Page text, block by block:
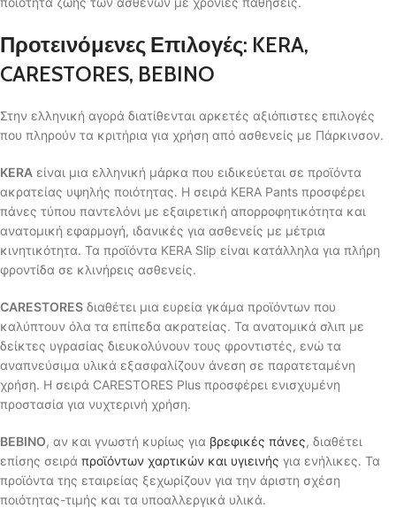
Προτεινόμενες Επιλογές: KERA,
CARESTORES, BEBINO
Στην ελληνική αγορά διατίθενται αρκετές αξιόπιστες επιλογές
που πληρούν τα κριτήρια για χρήση από ασθενείς με Πάρκινσον.
KERA είναι μια ελληνική μάρκα που ειδικεύεται σε προϊόντα
ακρατείας υψηλής ποιότητας. Η σειρά KERA Pants προσφέρει
πάνες τύπου παντελόνι με εξαιρετική απορροφητικότητα και
ανατομική εφαρμογή, ιδανικές για ασθενείς με μέτρια
κινητικότητα. Τα προϊόντα KERA Slip είναι κατάλληλα για πλήρη
φροντίδα σε κλινήρεις ασθενείς.
CARESTORES διαθέτει μια ευρεία γκάμα προϊόντων που
καλύπτουν όλα τα επίπεδα ακρατείας. Τα ανατομικά σλιπ με
δείκτες υγρασίας διευκολύνουν τους φροντιστές, ενώ τα
αναπνεύσιμα υλικά εξασφαλίζουν άνεση σε παρατεταμένη
χρήση. Η σειρά CARESTORES Plus προσφέρει ενισχυμένη
προστασία για νυχτερινή χρήση.
BEBINO, αν και γνωστή κυρίως για βρεφικές πάνες, διαθέτει
επίσης σειρά προϊόντων χαρτικών και υγιεινής για ενήλικες. Τα
προϊόντα της εταιρείας ξεχωρίζουν για την άριστη σχέση
ποιότητας-τιμής και τα υποαλλεργικά υλικά.